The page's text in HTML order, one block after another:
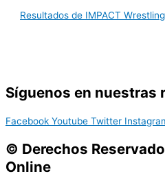
Resultados de IMPACT Wrestling
Síguenos en nuestras
Facebook Youtube Twitter
© Derechos
Online